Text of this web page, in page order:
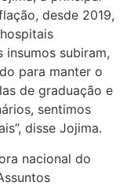
desde 2019,
insumos subiram,
para manter o
de graduação e
sentimos
disse Jojima.
nacional do